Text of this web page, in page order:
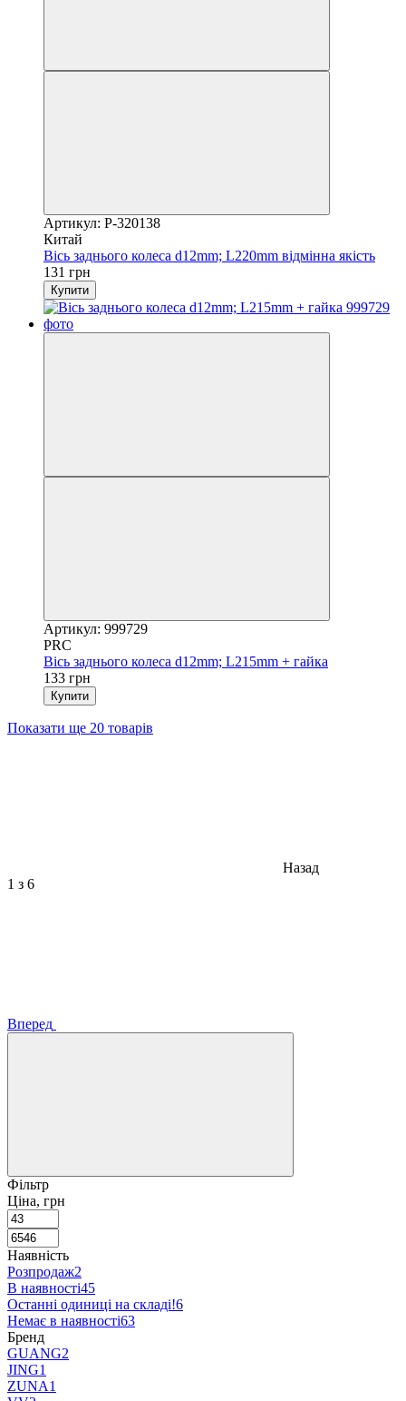
Артикул: P-320138
Китай
Вісь заднього колеса d12mm; L220mm відмінна якість
131 грн
Купити
Артикул: 999729
PRC
Вісь заднього колеса d12mm; L215mm + гайка
133 грн
Купити
Показати ще 20 товарів
Назад
1 з 6
Вперед
Фільтр
Ціна, грн
Наявність
Розпродаж2
В наявності45
Останні одиниці на складі!6
Немає в наявності63
Бренд
GUANG2
JING1
ZUNA1